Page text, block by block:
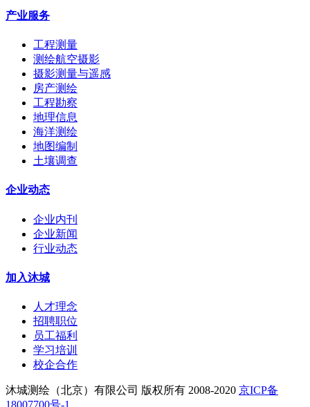
产业服务
工程测量
测绘航空摄影
摄影测量与遥感
房产测绘
工程勘察
地理信息
海洋测绘
地图编制
土壤调查
企业动态
企业内刊
企业新闻
行业动态
加入沐城
人才理念
招聘职位
员工福利
学习培训
校企合作
沐城测绘（北京）有限公司 版权所有 2008-2020 京ICP备